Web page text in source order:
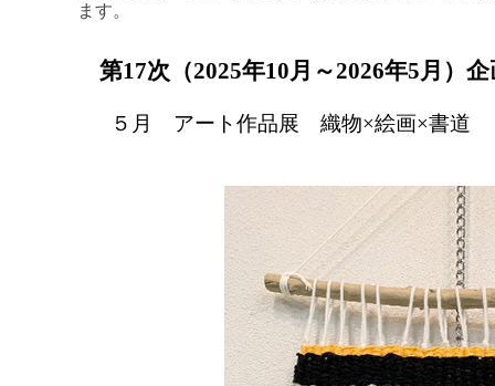
ます。
第17次（2025年10月～2026年5月）
５月 アート作品展 織物×絵画×書道